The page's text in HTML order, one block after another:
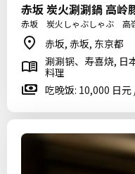
赤坂 炭火涮涮鍋 高岭
赤坂 炭火しゃぶしゃぶ 高
赤坂, 赤坂, 东京都
涮涮锅、寿喜烧, 日
料理
吃晚饭: 10,000 日